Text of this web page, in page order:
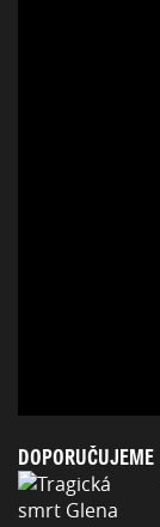
DOPORUČUJEME